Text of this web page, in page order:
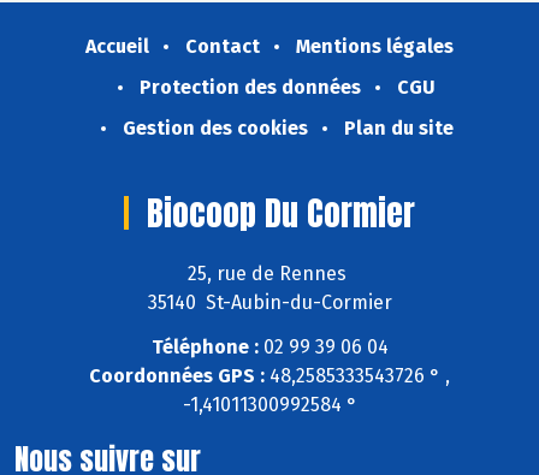
Accueil Contact
Mentions légales
Protection des données
CGU
Gestion des cookies
Plan du site
Biocoop Du Cormier
25, rue de Rennes
35140 St-Aubin-du-Cormier
Téléphone :02 99 39 06 04
Coordonnées GPS : 48,2585333543726 ° ,
-1,41011300992584 °
Nous suivre sur